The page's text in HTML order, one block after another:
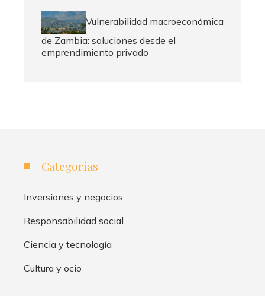
Vulnerabilidad macroeconómica
de Zambia: soluciones desde el
emprendimiento privado
Categorías
Inversiones y negocios
Responsabilidad social
Ciencia y tecnología
Cultura y ocio